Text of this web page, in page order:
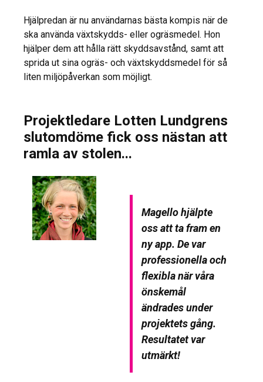
Hjälpredan är nu användarnas bästa kompis när de
ska använda växtskydds- eller ogräsmedel. Hon
hjälper dem att hålla rätt skyddsavstånd, samt att
sprida ut sina ogräs- och växtskyddsmedel för så
liten miljöpåverkan som möjligt.
Projektledare Lotten Lundgrens
slutomdöme fick oss nästan att
ramla av stolen...
Magello hjälpte
oss att ta fram en
ny app. De var
professionella och
flexibla när våra
önskemål
ändrades under
projektets gång.
Resultatet var
utmärkt!